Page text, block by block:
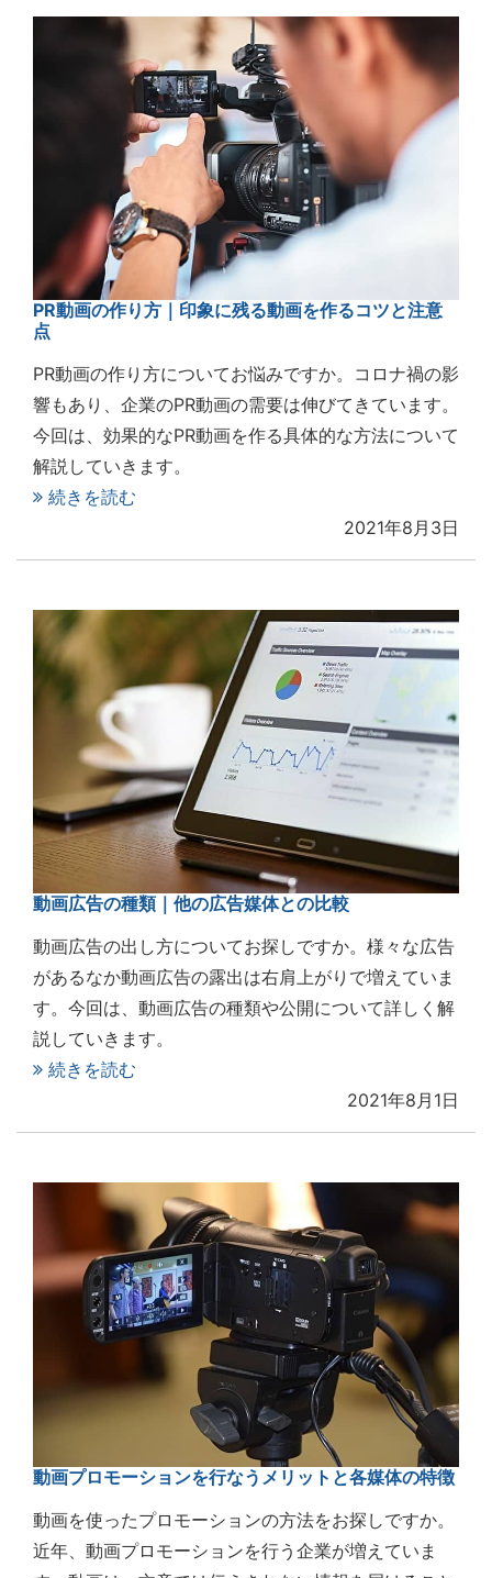
PR動画の作り方｜印象に残る動画を作るコツと注意
点
PR動画の作り方についてお悩みですか。コロナ禍の影
響もあり、企業のPR動画の需要は伸びてきています。
今回は、効果的なPR動画を作る具体的な方法について
解説していきます。
続きを読む
2021年8月3日
動画広告の種類｜他の広告媒体との比較
動画広告の出し方についてお探しですか。様々な広告
があるなか動画広告の露出は右肩上がりで増えていま
す。今回は、動画広告の種類や公開について詳しく解
説していきます。
続きを読む
2021年8月1日
動画プロモーションを行なうメリットと各媒体の特徴
動画を使ったプロモーションの方法をお探しですか。
近年、動画プロモーションを行う企業が増えていま